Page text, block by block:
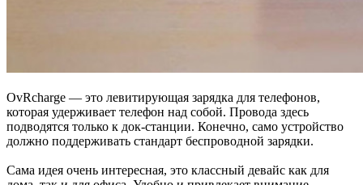
OvRcharge — это левитирующая зарядка для телефонов,
которая удерживает телефон над собой. Провода здесь
подводятся только к док-станции. Конечно, само устройство
должно поддерживать стандарт беспроводной зарядки.
Сама идея очень интересная, это классный девайс как для